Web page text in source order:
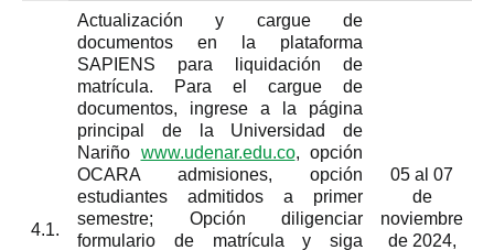
4.1.
Actualización y cargue de
documentos en la plataforma
SAPIENS para liquidación de
matrícula. Para el cargue de
documentos, ingrese a la página
principal de la Universidad de
Nariño www.udenar.edu.co, opción
OCARA admisiones, opción
estudiantes admitidos a primer
semestre; Opción diligenciar
formulario de matrícula y siga
05 al 07
de
noviembre
de 2024,